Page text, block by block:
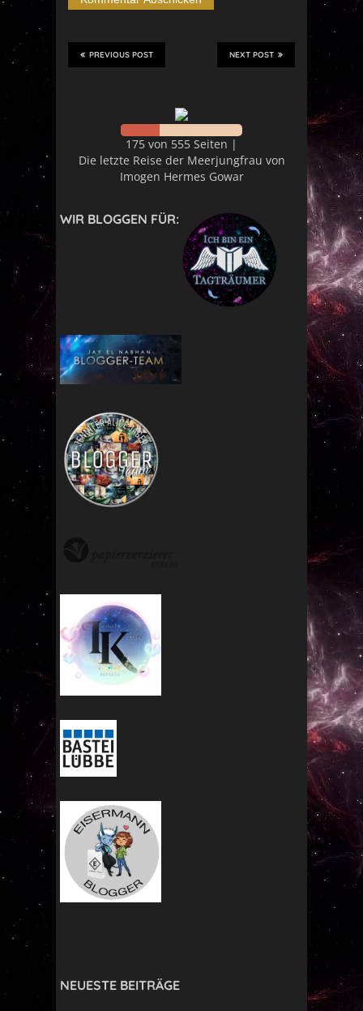
NEXT POST
PREVIOUS POST
175 von 555 Seiten |
Die letzte Reise der Meerjungfrau von
Imogen Hermes Gowar
WIR BLOGGEN FÜR:
NEUESTE BEITRÄGE